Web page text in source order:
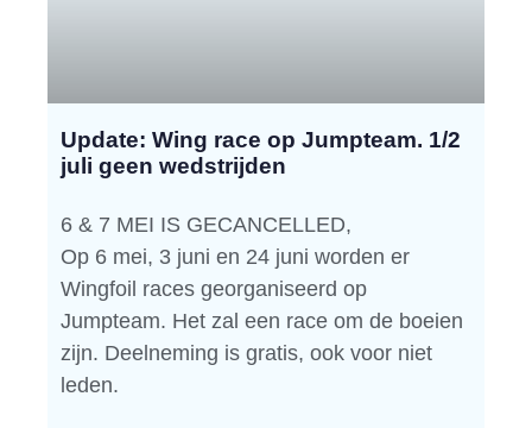
Update: Wing race op Jumpteam. 1/2
juli geen wedstrijden
6 & 7 MEI IS GECANCELLED,
Op 6 mei, 3 juni en 24 juni worden er
Wingfoil races georganiseerd op
Jumpteam. Het zal een race om de boeien
zijn. Deelneming is gratis, ook voor niet
leden.